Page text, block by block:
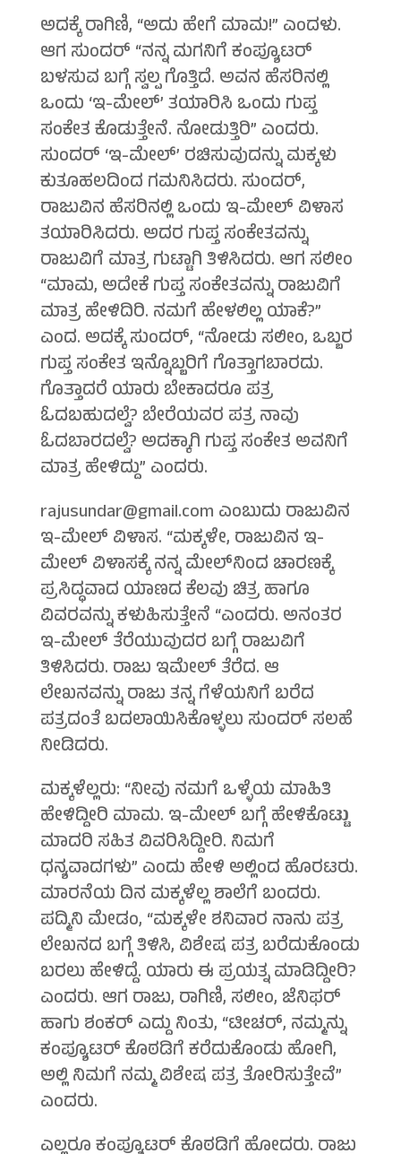
ಅದಕ್ಕೆ ರಾಗಿಣಿ, “ಅದು ಹೇಗೆ ಮಾಮ!” ಎಂದಳು.
ಆಗ ಸುಂದರ್ “ನನ್ನ ಮಗನಿಗೆ ಕಂಪ್ಯೂಟರ್
ಬಳಸುವ ಬಗ್ಗೆ ಸ್ವಲ್ಪ ಗೊತ್ತಿದೆ. ಅವನ ಹೆಸರಿನಲ್ಲಿ
ಒಂದು ‘ಇ-ಮೇಲ್’ ತಯಾರಿಸಿ ಒಂದು ಗುಪ್ತ
ಸಂಕೇತ ಕೊಡುತ್ತೇನೆ. ನೋಡುತ್ತಿರಿ” ಎಂದರು.
ಸುಂದರ್ ‘ಇ-ಮೇಲ್’ ರಚಿಸುವುದನ್ನು ಮಕ್ಕಳು
ಕುತೂಹಲದಿಂದ ಗಮನಿಸಿದರು. ಸುಂದರ್,
ರಾಜುವಿನ ಹೆಸರಿನಲ್ಲಿ ಒಂದು ಇ-ಮೇಲ್ ವಿಳಾಸ
ತಯಾರಿಸಿದರು. ಅದರ ಗುಪ್ತ ಸಂಕೇತವನ್ನು
ರಾಜುವಿಗೆ ಮಾತ್ರ ಗುಟ್ಟಾಗಿ ತಿಳಿಸಿದರು. ಆಗ ಸಲೀಂ
“ಮಾಮ, ಅದೇಕೆ ಗುಪ್ತ ಸಂಕೇತವನ್ನು ರಾಜುವಿಗೆ
ಮಾತ್ರ ಹೇಳಿದಿರಿ. ನಮಗೆ ಹೇಳಲಿಲ್ಲ ಯಾಕೆ?”
ಎಂದ. ಅದಕ್ಕೆ ಸುಂದರ್, “ನೋಡು ಸಲೀಂ, ಒಬ್ಬರ
ಗುಪ್ತ ಸಂಕೇತ ಇನ್ನೊಬ್ಬರಿಗೆ ಗೊತ್ತಾಗಬಾರದು.
ಗೊತ್ತಾದರೆ ಯಾರು ಬೇಕಾದರೂ ಪತ್ರ
ಓದಬಹುದಲ್ವೆ? ಬೇರೆಯವರ ಪತ್ರ ನಾವು
ಓದಬಾರದಲ್ವೆ? ಅದಕ್ಕಾಗಿ ಗುಪ್ತ ಸಂಕೇತ ಅವನಿಗೆ
ಮಾತ್ರ ಹೇಳಿದ್ದು” ಎಂದರು.
rajusundar@gmail.com ಎಂಬುದು ರಾಜುವಿನ
ಇ-ಮೇಲ್ ವಿಳಾಸ. “ಮಕ್ಕಳೇ, ರಾಜುವಿನ ಇ-
ಮೇಲ್ ವಿಳಾಸಕ್ಕೆ ನನ್ನ ಮೇಲ್‍ನಿಂದ ಚಾರಣಕ್ಕೆ
ಪ್ರಸಿದ್ಧವಾದ ಯಾಣದ ಕೆಲವು ಚಿತ್ರ ಹಾಗೂ
ವಿವರವನ್ನು ಕಳುಹಿಸುತ್ತೇನೆ “ಎಂದರು. ಅನಂತರ
ಇ-ಮೇಲ್ ತೆರೆಯುವುದರ ಬಗ್ಗೆ ರಾಜುವಿಗೆ
ತಿಳಿಸಿದರು. ರಾಜು ಇಮೇಲ್ ತೆರೆದ. ಆ
ಲೇಖನವನ್ನು ರಾಜು ತನ್ನ ಗೆಳೆಯನಿಗೆ ಬರೆದ
ಪತ್ರದಂತೆ ಬದಲಾಯಿಸಿಕೊಳ್ಳಲು ಸುಂದರ್ ಸಲಹೆ
ನೀಡಿದರು.
ಮಕ್ಕಳೆಲ್ಲರು: “ನೀವು ನಮಗೆ ಒಳ್ಳೆಯ ಮಾಹಿತಿ
ಹೇಳಿದ್ದೀರಿ ಮಾಮ. ಇ-ಮೇಲ್ ಬಗ್ಗೆ ಹೇಳಿಕೊಟ್ಟು
ಮಾದರಿ ಸಹಿತ ವಿವರಿಸಿದ್ದೀರಿ. ನಿಮಗೆ
ಧನ್ಯವಾದಗಳು” ಎಂದು ಹೇಳಿ ಅಲ್ಲಿಂದ ಹೊರಟರು.
ಮಾರನೆಯ ದಿನ ಮಕ್ಕಳೆಲ್ಲ ಶಾಲೆಗೆ ಬಂದರು.
ಪದ್ಮಿನಿ ಮೇಡಂ, “ಮಕ್ಕಳೇ ಶನಿವಾರ ನಾನು ಪತ್ರ
ಲೇಖನದ ಬಗ್ಗೆ ತಿಳಿಸಿ, ವಿಶೇಷ ಪತ್ರ ಬರೆದುಕೊಂಡು
ಬರಲು ಹೇಳಿದ್ದೆ. ಯಾರು ಈ ಪ್ರಯತ್ನ ಮಾಡಿದ್ದೀರಿ?
ಎಂದರು. ಆಗ ರಾಜು, ರಾಗಿಣಿ, ಸಲೀಂ, ಜೆನಿಫರ್
ಹಾಗು ಶಂಕರ್ ಎದ್ದು ನಿಂತು, “ಟೀಚರ್, ನಮ್ಮನ್ನು
ಕಂಪ್ಯೂಟರ್ ಕೊಠಡಿಗೆ ಕರೆದುಕೊಂಡು ಹೋಗಿ,
ಅಲ್ಲಿ ನಿಮಗೆ ನಮ್ಮ ವಿಶೇಷ ಪತ್ರ ತೋರಿಸುತ್ತೇವೆ”
ಎಂದರು.
ಎಲ್ಲರೂ ಕಂಪ್ಯೂಟರ್ ಕೊಠಡಿಗೆ ಹೋದರು. ರಾಜು